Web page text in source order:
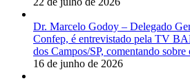
Dr. Marcelo Godoy – Delegado
Confep, é entrevistado pela TV
dos Campos/SP, comentando sobre
16 de junho de 2026